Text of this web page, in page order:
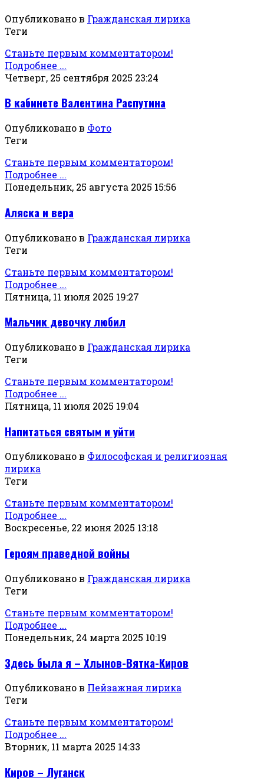
Опубликовано в Гражданская лирика
Теги
Станьте первым комментатором!
Подробнее ...
Четверг, 25 сентября 2025 23:24
В кабинете Валентина Распутина
Опубликовано в Фото
Теги
Станьте первым комментатором!
Подробнее ...
Понедельник, 25 августа 2025 15:56
Аляска и вера
Опубликовано в Гражданская лирика
Теги
Станьте первым комментатором!
Подробнее ...
Пятница, 11 июля 2025 19:27
Мальчик девочку любил
Опубликовано в Гражданская лирика
Теги
Станьте первым комментатором!
Подробнее ...
Пятница, 11 июля 2025 19:04
Напитаться святым и уйти
Опубликовано в Философская и религиозная
лирика
Теги
Станьте первым комментатором!
Подробнее ...
Воскресенье, 22 июня 2025 13:18
Героям праведной войны
Опубликовано в Гражданская лирика
Теги
Станьте первым комментатором!
Подробнее ...
Понедельник, 24 марта 2025 10:19
Здесь была я – Хлынов-Вятка-Киров
Опубликовано в Пейзажная лирика
Теги
Станьте первым комментатором!
Подробнее ...
Вторник, 11 марта 2025 14:33
Киров – Луганск